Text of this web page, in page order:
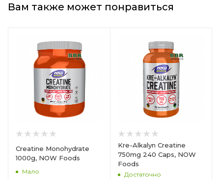
Вам также может понравиться
Creatine Monohydrate
1000g, NOW Foods
Мало
Kre-Alkalyn Creatine
750mg 240 Caps, NOW
Foods
Достаточно